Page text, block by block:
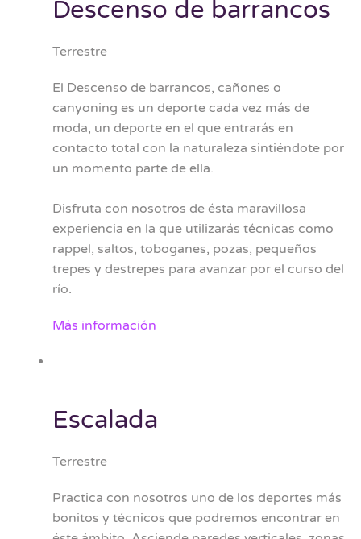
Descenso de barrancos
Terrestre
El Descenso de barrancos, cañones o
canyoning es un deporte cada vez más de
moda, un deporte en el que entrarás en
contacto total con la naturaleza sintiéndote por
un momento parte de ella.
Disfruta con nosotros de ésta maravillosa
experiencia en la que utilizarás técnicas como
rappel, saltos, toboganes, pozas, pequeños
trepes y destrepes para avanzar por el curso del
río.
Más información
Escalada
Terrestre
Practica con nosotros uno de los deportes más
bonitos y técnicos que podremos encontrar en